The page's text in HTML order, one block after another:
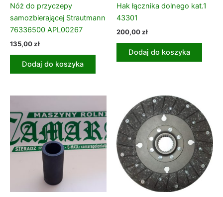
Nóż do przyczepy
samozbierającej Strautmann
76336500 APL00267
135,00zł
Dodaj do koszyka
Hak łącznika dolnego kat.1
43301
200,00zł
Dodaj do koszyka